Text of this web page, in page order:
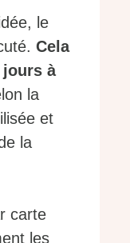
le
Cela
jours à
la
et
la
carte
les